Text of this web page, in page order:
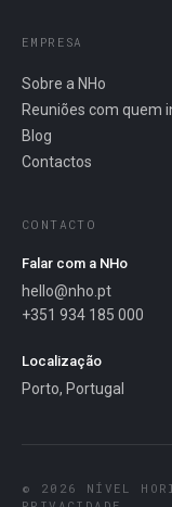
EMPRESA
Sobre a NHo
Reuniões com quem
Blog
Contactos
CONTACTO
Falar com a NHo
hello@nho.pt
+351 934 185 000
Localização
Porto, Portugal
© 2026 NÍVEL